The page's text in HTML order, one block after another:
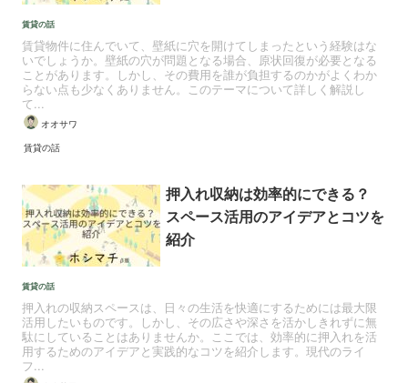
賃貸の話
賃貸物件に住んでいて、壁紙に穴を開けてしまったという経験はな
いでしょうか。壁紙の穴が問題となる場合、原状回復が必要となる
ことがあります。しかし、その費用を誰が負担するのかがよくわか
らない点も少なくありません。このテーマについて詳しく解説し
て...
オオサワ
賃貸の話
賃貸の話
押入れ収納は効率的にできる？
スペース活用のアイデアとコツを
紹介
押入れの収納スペースは、日々の生活を快適にするためには最大限
活用したいものです。しかし、その広さや深さを活かしきれずに無
駄にしていることはありませんか。ここでは、効率的に押入れを活
用するためのアイデアと実践的なコツを紹介します。現代のライ
フ...